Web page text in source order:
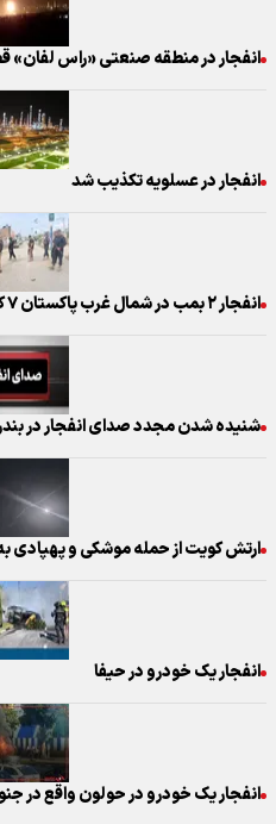
انفجار در منطقه صنعتی «راس لفان» قطر؛ ۵۴ نفر
انفجار در عسلویه تکذیب شد
انفجار ۲ بمب در شمال غرب پاکستان ۷ کشته برجای گذاشت
شنیده شدن مجدد صدای انفجار در
ارتش کویت از حمله موشکی و پهپادی
انفجار یک خودرو در حیفا
انفجار یک خودرو در حولون واقع در